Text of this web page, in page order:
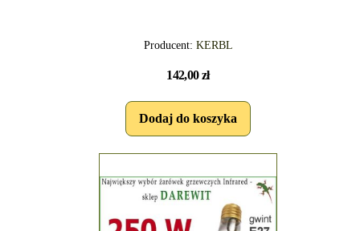
Producent: KERBL
142,00 zł